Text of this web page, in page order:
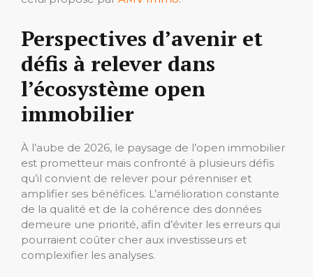
Perspectives d’avenir et
défis à relever dans
l’écosystème open
immobilier
À l’aube de 2026, le paysage de l’open immobilier
est prometteur mais confronté à plusieurs défis
qu’il convient de relever pour pérenniser et
amplifier ses bénéfices. L’amélioration constante
de la qualité et de la cohérence des données
demeure une priorité, afin d’éviter les erreurs qui
pourraient coûter cher aux investisseurs et
complexifier les analyses.